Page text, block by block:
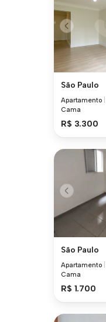
São Paulo
Apartamento
Cama
R$ 3.300
São Paulo
Apartamento
Cama
R$ 1.700